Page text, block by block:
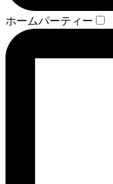
ホームパーティー